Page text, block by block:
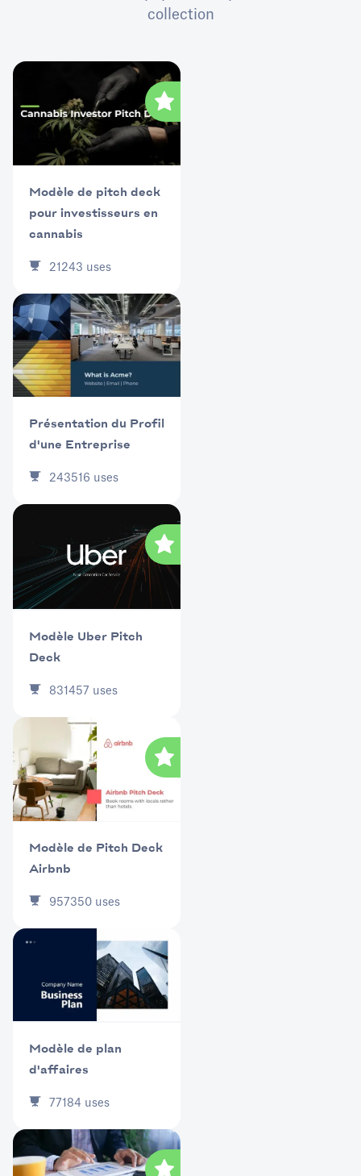
collection
Modèle de pitch deck
pour investisseurs en
cannabis
21243 uses
Présentation du Profil
d'une Entreprise
243516 uses
Modèle Uber Pitch
Deck
831457 uses
Modèle de Pitch Deck
Airbnb
957350 uses
Modèle de plan
d'affaires
77184 uses